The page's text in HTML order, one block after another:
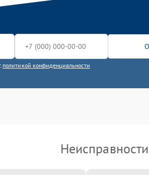
политикой конфиденциальности